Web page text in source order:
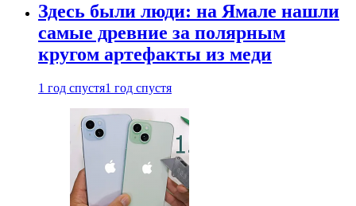
Здесь были люди: на Ямале нашли
самые древние за полярным
кругом артефакты из меди
1 год спустя1 год спустя